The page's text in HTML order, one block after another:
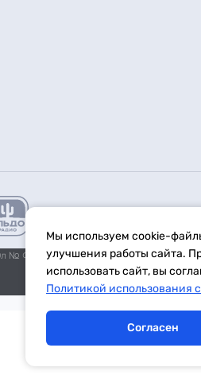
№ ФС77-59972 от 21.11.2014 выдано
Мы используем cookie-
улучшения работы сайта.
использовать сайт, вы
Политикой использования
Согласен